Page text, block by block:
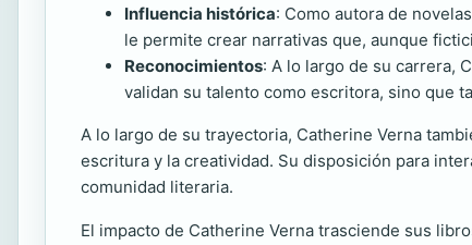
Influencia histórica: Como autora de
le permite crear narrativas que, aunque
Reconocimientos: A lo largo de su carrera,
validan su talento como escritora, sino que
A lo largo de su trayectoria, Catherine Verna
escritura y la creatividad. Su disposición para
comunidad literaria.
El impacto de Catherine Verna trasciende sus